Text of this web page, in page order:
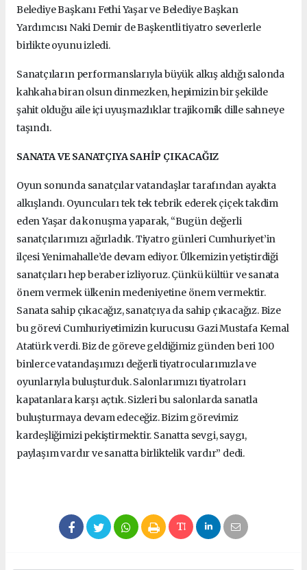
Belediye Başkanı Fethi Yaşar ve Belediye Başkan
Yardımcısı Naki Demir de Başkentli tiyatro severlerle
birlikte oyunu izledi.
Sanatçıların performanslarıyla büyük alkış aldığı salonda
kahkaha biran olsun dinmezken, hepimizin bir şekilde
şahit olduğu aile içi uyuşmazlıklar trajikomik dille sahneye
taşındı.
SANATA VE SANATÇIYA SAHİP ÇIKACAĞIZ
Oyun sonunda sanatçılar vatandaşlar tarafından ayakta
alkışlandı. Oyuncuları tek tek tebrik ederek çiçek takdim
eden Yaşar da konuşma yaparak, “Bugün değerli
sanatçılarımızı ağırladık. Tiyatro günleri Cumhuriyet’in
ilçesi Yenimahalle’de devam ediyor. Ülkemizin yetiştirdiği
sanatçıları hep beraber izliyoruz. Çünkü kültür ve sanata
önem vermek ülkenin medeniyetine önem vermektir.
Sanata sahip çıkacağız, sanatçıya da sahip çıkacağız. Bize
bu görevi Cumhuriyetimizin kurucusu Gazi Mustafa Kemal
Atatürk verdi. Biz de göreve geldiğimiz günden beri 100
binlerce vatandaşımızı değerli tiyatrocularımızla ve
oyunlarıyla buluşturduk. Salonlarımızı tiyatroları
kapatanlara karşı açtık. Sizleri bu salonlarda sanatla
buluşturmaya devam edeceğiz. Bizim görevimiz
kardeşliğimizi pekiştirmektir. Sanatta sevgi, saygı,
paylaşım vardır ve sanatta birliktelik vardır” dedi.